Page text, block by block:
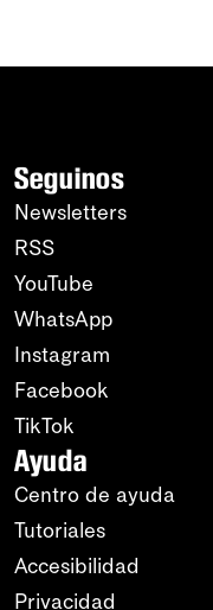
Seguinos
Newsletters
RSS
YouTube
WhatsApp
Instagram
Facebook
TikTok
Ayuda
Centro de ayuda
Tutoriales
Accesibilidad
Privacidad